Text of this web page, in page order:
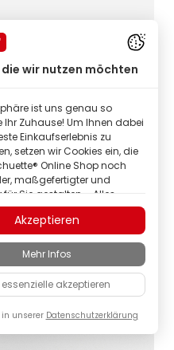
Aluminium
verwendeten
eine beliebige
wir nutzen möchten
ist uns genau so
Ihr Zuhause! Um Ihnen dabei
Einkaufserlebnis zu
setzen wir Cookies ein, die
Online Shop noch
maßgefertigter und
Sie gestalten – Alles,
in bester Qualität
entdecken
Cookies sind erforderlich,
Schuette® Shop überhaupt
funktionieren kann; andere
uns mit
Inhalte ganz
Akzeptieren
Mehr Infos
essenzielle akzeptieren
in unserer Datenschutzerklärung